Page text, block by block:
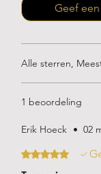
Geef
Alle sterren,
1 beoordeling
Erik Hoeck • 02
Beoordeeld met